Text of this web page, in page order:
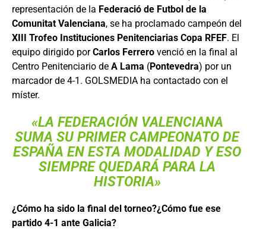
representación de la Federació de Futbol de la
Comunitat Valenciana, se ha proclamado campeón del
XIII Trofeo Instituciones Penitenciarias Copa RFEF. El
equipo dirigido porCarlos Ferrero venció en la final al
Centro Penitenciario de A Lama (Pontevedra) por un
marcador de 4-1. GOLSMEDIA ha contactado con el
míster.
«LA FEDERACIÓN VALENCIANA
SUMA SU PRIMER CAMPEONATO DE
ESPAÑA EN ESTA MODALIDAD Y ESO
SIEMPRE QUEDARÁ PARA LA
HISTORIA»
¿Cómo ha sido la final del torneo?¿Cómo fue ese
partido 4-1 ante Galicia?